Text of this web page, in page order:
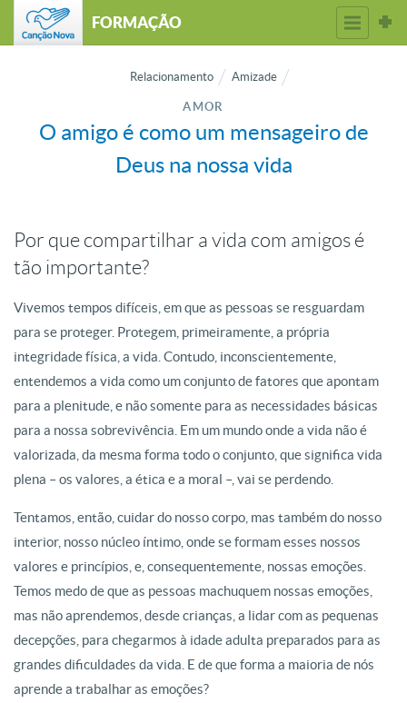
FORMAÇÃO
Relacionamento Amizade
AMOR
O amigo é como um mensageiro de
Deus na nossa vida
Por que compartilhar a vida com amigos é
tão importante?
Vivemos tempos difíceis, em que as pessoas se resguardam
para se proteger. Protegem, primeiramente, a própria
integridade física, a vida. Contudo, inconscientemente,
entendemos a vida como um conjunto de fatores que apontam
para a plenitude, e não somente para as necessidades básicas
para a nossa sobrevivência. Em um mundo onde a vida não é
valorizada, da mesma forma todo o conjunto, que significa vida
plena – os valores, a ética e a moral –, vai se perdendo.
Tentamos, então, cuidar do nosso corpo, mas também do nosso
interior, nosso núcleo íntimo, onde se formam esses nossos
valores e princípios, e, consequentemente, nossas emoções.
Temos medo de que as pessoas machuquem nossas emoções,
mas não aprendemos, desde crianças, a lidar com as pequenas
decepções, para chegarmos à idade adulta preparados para as
grandes dificuldades da vida. E de que forma a maioria de nós
aprende a trabalhar as emoções?